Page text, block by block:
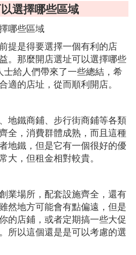
選擇哪些區域
哪些區域
提是得要選擇一個有利的店
。那麼開店選址可以選擇哪些
士給人們帶來了一些總結，希
適的店址，從而順利開店。
地鐵商鋪、步行街商鋪等各類
全，消費群體成熟，而且這種
地鐵，但是它有一個很好的優
大，但租金相對較貴。
業場所，配套設施齊全，還有
然地方可能會有點偏遠，但是
的店鋪，或者定期搞一些大促
所以這個還是是可以考慮的選